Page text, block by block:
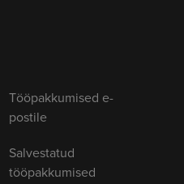
Tööpakkumised e-
postile
Salvestatud
tööpakkumised